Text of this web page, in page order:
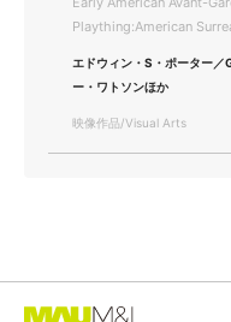
Plaything:American
エドウィン・S・ポーター／
ー・ワトソンほか
映像作品/Visual Arts